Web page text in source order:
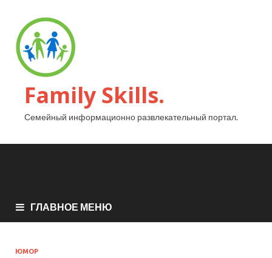
Family Skills.
Семейный информационно развлекательный портал.
ГЛАВНОЕ МЕНЮ
ЮМОР